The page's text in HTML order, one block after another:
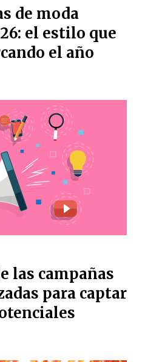
de moda
el estilo que
el año
las campañas
para captar